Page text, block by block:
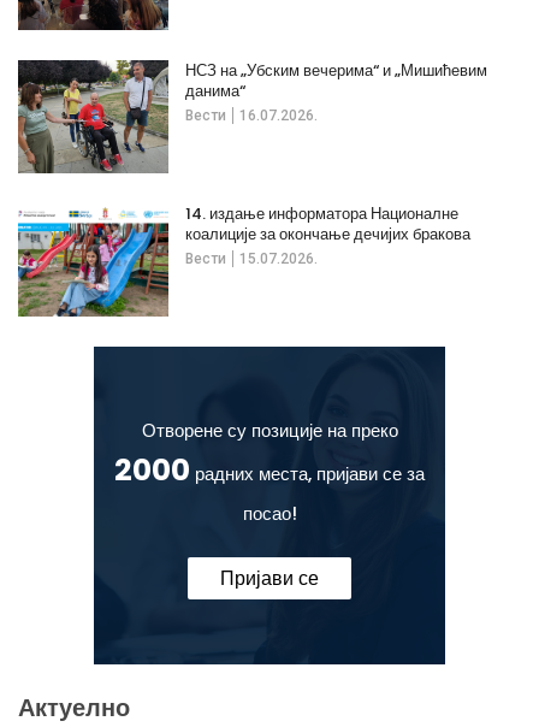
Вести 16.07.2026.
НСЗ на „Убским вечерима“ и „Мишићевим
данима“
Вести 15.07.2026.
14. издање информатора Националне
коалиције за окончање дечијих бракова
Отворене су позиције на преко
2000 радних места, пријави се за
посао!
Пријави се
Актуелно